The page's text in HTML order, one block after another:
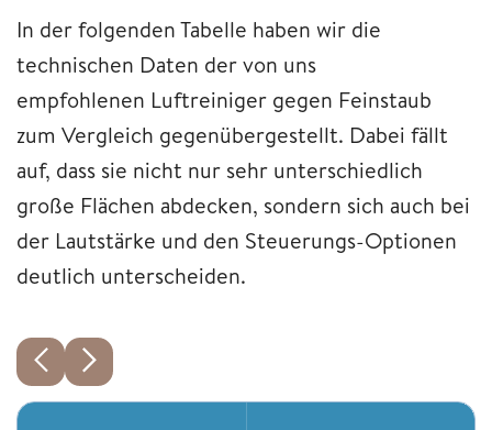
In der folgenden Tabelle haben wir die
technischen Daten der von uns
empfohlenen Luftreiniger gegen Feinstaub
zum Vergleich gegenübergestellt. Dabei fällt
auf, dass sie nicht nur sehr unterschiedlich
große Flächen abdecken, sondern sich auch bei
der Lautstärke und den Steuerungs-Optionen
deutlich unterscheiden.